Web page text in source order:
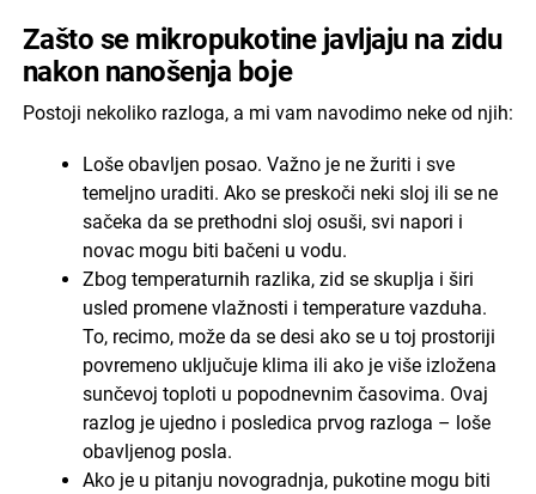
Zašto se mikropukotine javljaju na zidu
nakon nanošenja boje
Postoji nekoliko razloga, a mi vam navodimo neke od njih:
Loše obavljen posao. Važno je ne žuriti i sve
temeljno uraditi. Ako se preskoči neki sloj ili se ne
sačeka da se prethodni sloj osuši, svi napori i
novac mogu biti bačeni u vodu.
Zbog temperaturnih razlika, zid se skuplja i širi
usled promene vlažnosti i temperature vazduha.
To, recimo, može da se desi ako se u toj prostoriji
povremeno uključuje klima ili ako je više izložena
sunčevoj toploti u popodnevnim časovima. Ovaj
razlog je ujedno i posledica prvog razloga – loše
obavljenog posla.
Ako je u pitanju novogradnja, pukotine mogu biti